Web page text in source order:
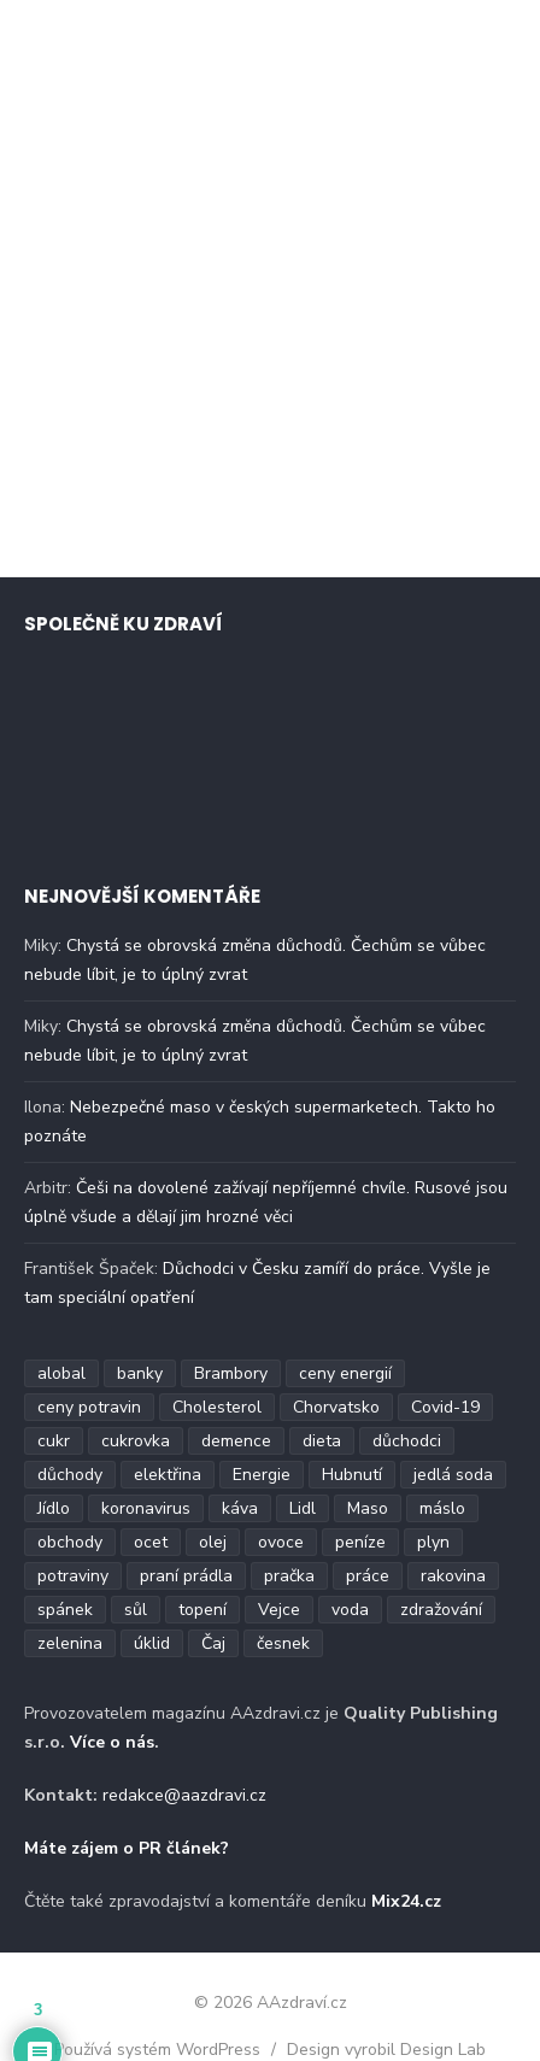
SPOLEČNĚ KU ZDRAVÍ
NEJNOVĚJŠÍ KOMENTÁŘE
Miky: Chystá se obrovská změna důchodů. Čechům se vůbec
nebude líbit, je to úplný zvrat
Miky: Chystá se obrovská změna důchodů. Čechům se vůbec
nebude líbit, je to úplný zvrat
Ilona: Nebezpečné maso v českých supermarketech. Takto ho
poznáte
Arbitr: Češi na dovolené zažívají nepříjemné chvíle. Rusové jsou
úplně všude a dělají jim hrozné věci
František Špaček: Důchodci v Česku zamíří do práce. Vyšle je
tam speciální opatření
alobal banky Brambory
ceny energií
ceny potravin
Cholesterol Chorvatsko
Covid-19
cukr
cukrovka demence dieta
důchodci
důchody
elektřina Energie Hubnutí
jedlá soda
Jídlo
koronavirus káva Lidl Maso
máslo
obchody
ocet olej ovoce peníze
plyn
potraviny
praní prádla pračka práce
rakovina
spánek
sůl topení Vejce voda
zdražování
zelenina
úklid Čaj česnek
Provozovatelem magazínu AAzdravi.cz je Quality Publishing
s.r.o. Více o nás.
Kontakt: redakce@aazdravi.cz
Máte zájem o PR článek?
Čtěte také zpravodajství a komentáře deníku Mix24.cz
© 2026 AAzdraví.cz
Používá systém WordPress / Design vyrobil Design Lab
3